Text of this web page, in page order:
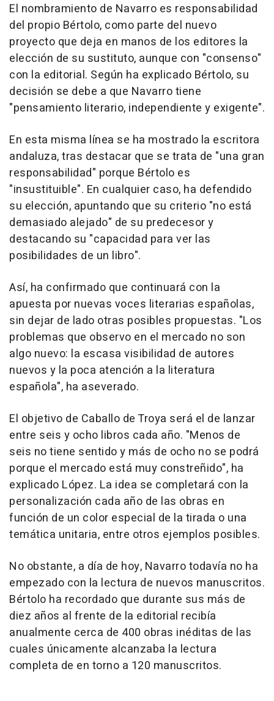
El nombramiento de Navarro es responsabilidad
del propio Bértolo, como parte del nuevo
proyecto que deja en manos de los editores la
elección de su sustituto, aunque con "consenso"
con la editorial. Según ha explicado Bértolo, su
decisión se debe a que Navarro tiene
"pensamiento literario, independiente y exigente".
En esta misma línea se ha mostrado la escritora
andaluza, tras destacar que se trata de "una gran
responsabilidad" porque Bértolo es
"insustituible". En cualquier caso, ha defendido
su elección, apuntando que su criterio "no está
demasiado alejado" de su predecesor y
destacando su "capacidad para ver las
posibilidades de un libro".
Así, ha confirmado que continuará con la
apuesta por nuevas voces literarias españolas,
sin dejar de lado otras posibles propuestas. "Los
problemas que observo en el mercado no son
algo nuevo: la escasa visibilidad de autores
nuevos y la poca atención a la literatura
española", ha aseverado.
El objetivo de Caballo de Troya será el de lanzar
entre seis y ocho libros cada año. "Menos de
seis no tiene sentido y más de ocho no se podrá
porque el mercado está muy constreñido", ha
explicado López. La idea se completará con la
personalización cada año de las obras en
función de un color especial de la tirada o una
temática unitaria, entre otros ejemplos posibles.
No obstante, a día de hoy, Navarro todavía no ha
empezado con la lectura de nuevos manuscritos.
Bértolo ha recordado que durante sus más de
diez años al frente de la editorial recibía
anualmente cerca de 400 obras inéditas de las
cuales únicamente alcanzaba la lectura
completa de en torno a 120 manuscritos.